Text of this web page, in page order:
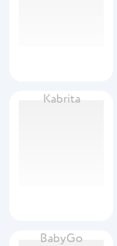
Kabrita
BabyGo